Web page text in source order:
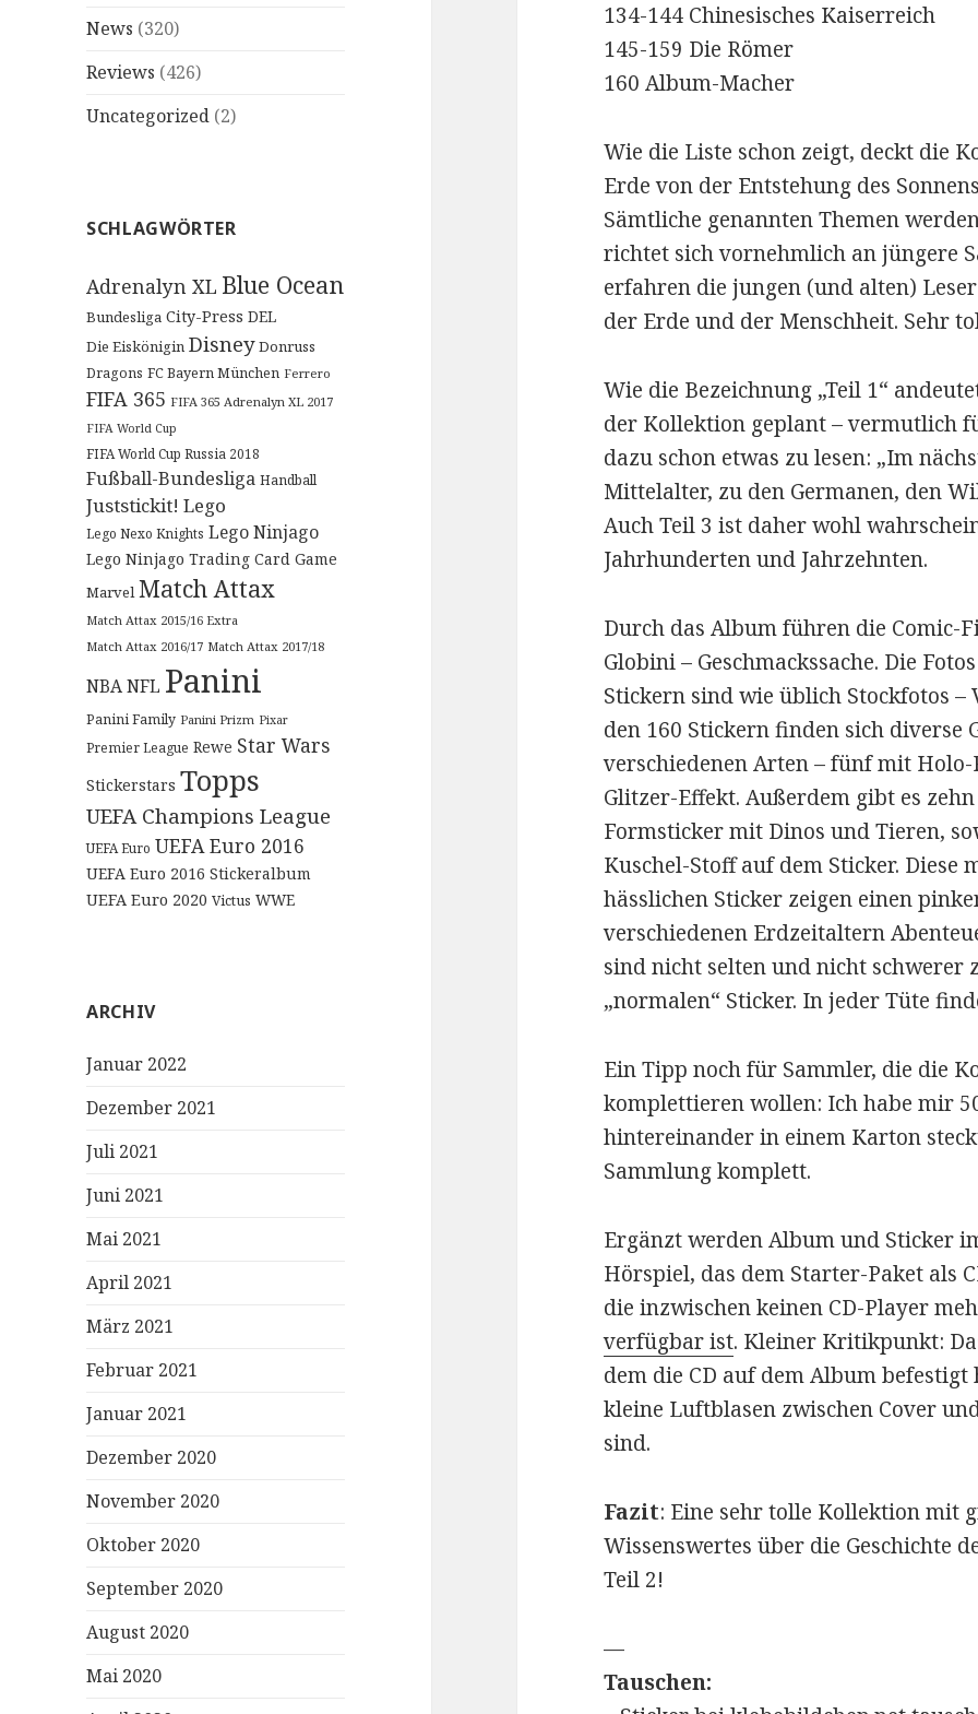
News (320)
Reviews (426)
Uncategorized (2)
SCHLAGWÖRTER
Adrenalyn XL Blue Ocean
Bundesliga City-Press DEL
Die Eiskönigin Disney Donruss
Dragons FC Bayern München Ferrero
FIFA 365 FIFA 365 Adrenalyn XL 2017
FIFA World Cup
FIFA World Cup Russia 2018
Fußball-Bundesliga Handball
Juststickit! Lego
Lego Nexo Knights Lego Ninjago
Lego Ninjago Trading Card Game
Marvel Match Attax
Match Attax 2015/16 Extra
Match Attax 2016/17 Match Attax 2017/18
NBANFL Panini
Panini Family Panini Prizm Pixar
Premier League Rewe Star Wars
Stickerstars Topps
UEFA Champions League
UEFA Euro UEFA Euro 2016
UEFA Euro 2016 Stickeralbum
UEFA Euro 2020 Victus WWE
ARCHIV
Januar 2022
Dezember 2021
Juli 2021
Juni 2021
Mai 2021
April 2021
März 2021
Februar 2021
Januar 2021
Dezember 2020
November 2020
Oktober 2020
September 2020
August 2020
Mai 2020
134-144 Chinesisches Kaiserreich
145-159 Die Römer
160 Album-Macher
Wie die Liste schon zeigt, deckt die
Erde von der Entstehung des
Sämtliche genannten Themen
richtet sich vornehmlich an jüngere
erfahren die jungen (und alten)
der Erde und der Menschheit. Sehr
Wie die Bezeichnung „Teil 1“
der Kollektion geplant – vermutlich
dazu schon etwas zu lesen: „Im
Mittelalter, zu den Germanen, den
Auch Teil 3 ist daher wohl
Jahrhunderten und Jahrzehnten.
Durch das Album führen die Comic-
Globini – Geschmackssache. Die
Stickern sind wie üblich Stockfotos –
den 160 Stickern finden sich diverse
verschiedenen Arten – fünf mit
Glitzer-Effekt. Außerdem gibt es
Formsticker mit Dinos und Tieren,
Kuschel-Stoff auf dem Sticker. Diese
hässlichen Sticker zeigen einen
verschiedenen Erdzeitaltern
sind nicht selten und nicht schwerer
„normalen“ Sticker. In jeder Tüte
Ein Tipp noch für Sammler, die die
komplettieren wollen: Ich habe mir
hintereinander in einem Karton
Sammlung komplett.
Ergänzt werden Album und Sticker
Hörspiel, das dem Starter-Paket als
die inzwischen keinen CD-Player
verfügbar ist. Kleiner Kritikpunkt:
dem die CD auf dem Album
kleine Luftblasen zwischen Cover
sind.
Fazit: Eine sehr tolle Kollektion mit
Wissenswertes über die Geschichte
Teil 2!
—
Tauschen: